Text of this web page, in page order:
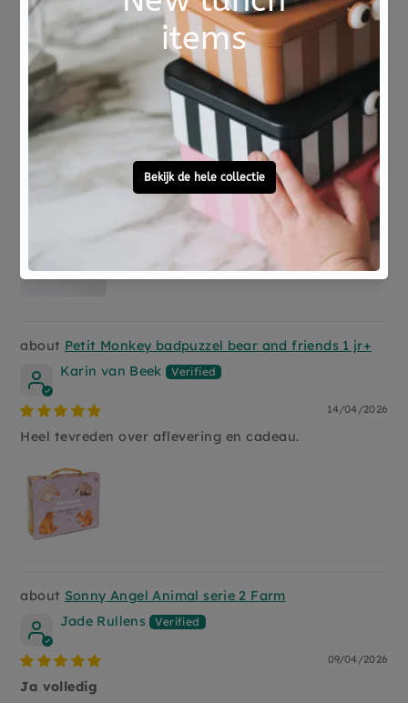
GRIMMS jaarring groot naturel 30 cm
Aaf van avezaath
20/04/2026
Goede service, cadeau mooi ingepakt
Petit Monkey badpuzzel bear and friends 1 jr+
Karin van Beek
14/04/2026
Heel tevreden over aflevering en cadeau.
Sonny Angel Animal serie 2 Farm
Jade Rullens
09/04/2026
Ja volledig